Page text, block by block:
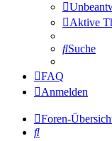
Aktive
Suche
FAQ
Anmelden
Foren-
Suche